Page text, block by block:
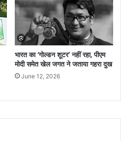
भारत का ‘गोल्डन शूटर’ नहीं रहा, पीएम
मोदी समेत खेल जगत ने जताया गहरा दुख
June 12, 2026